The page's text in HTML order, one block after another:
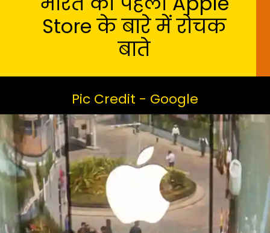
Store के बारे में रोचक
बाते
Pic Credit - Google